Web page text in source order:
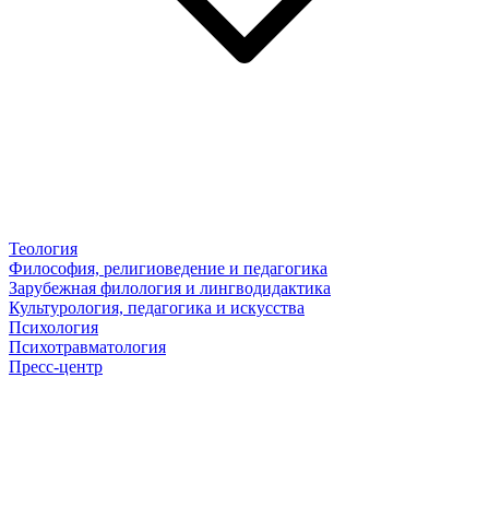
Теология
Философия, религиоведение и педагогика
Зарубежная филология и лингводидактика
Культурология, педагогика и искусства
Психология
Психотравматология
Пресс-центр